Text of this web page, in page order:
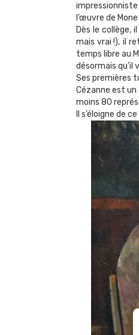
l’œuvre de
Dès le collège,
mais vrai !), il
temps libre au
désormais qu’il
Ses premières
Cézanne est
moins 80
Il s’éloigne de